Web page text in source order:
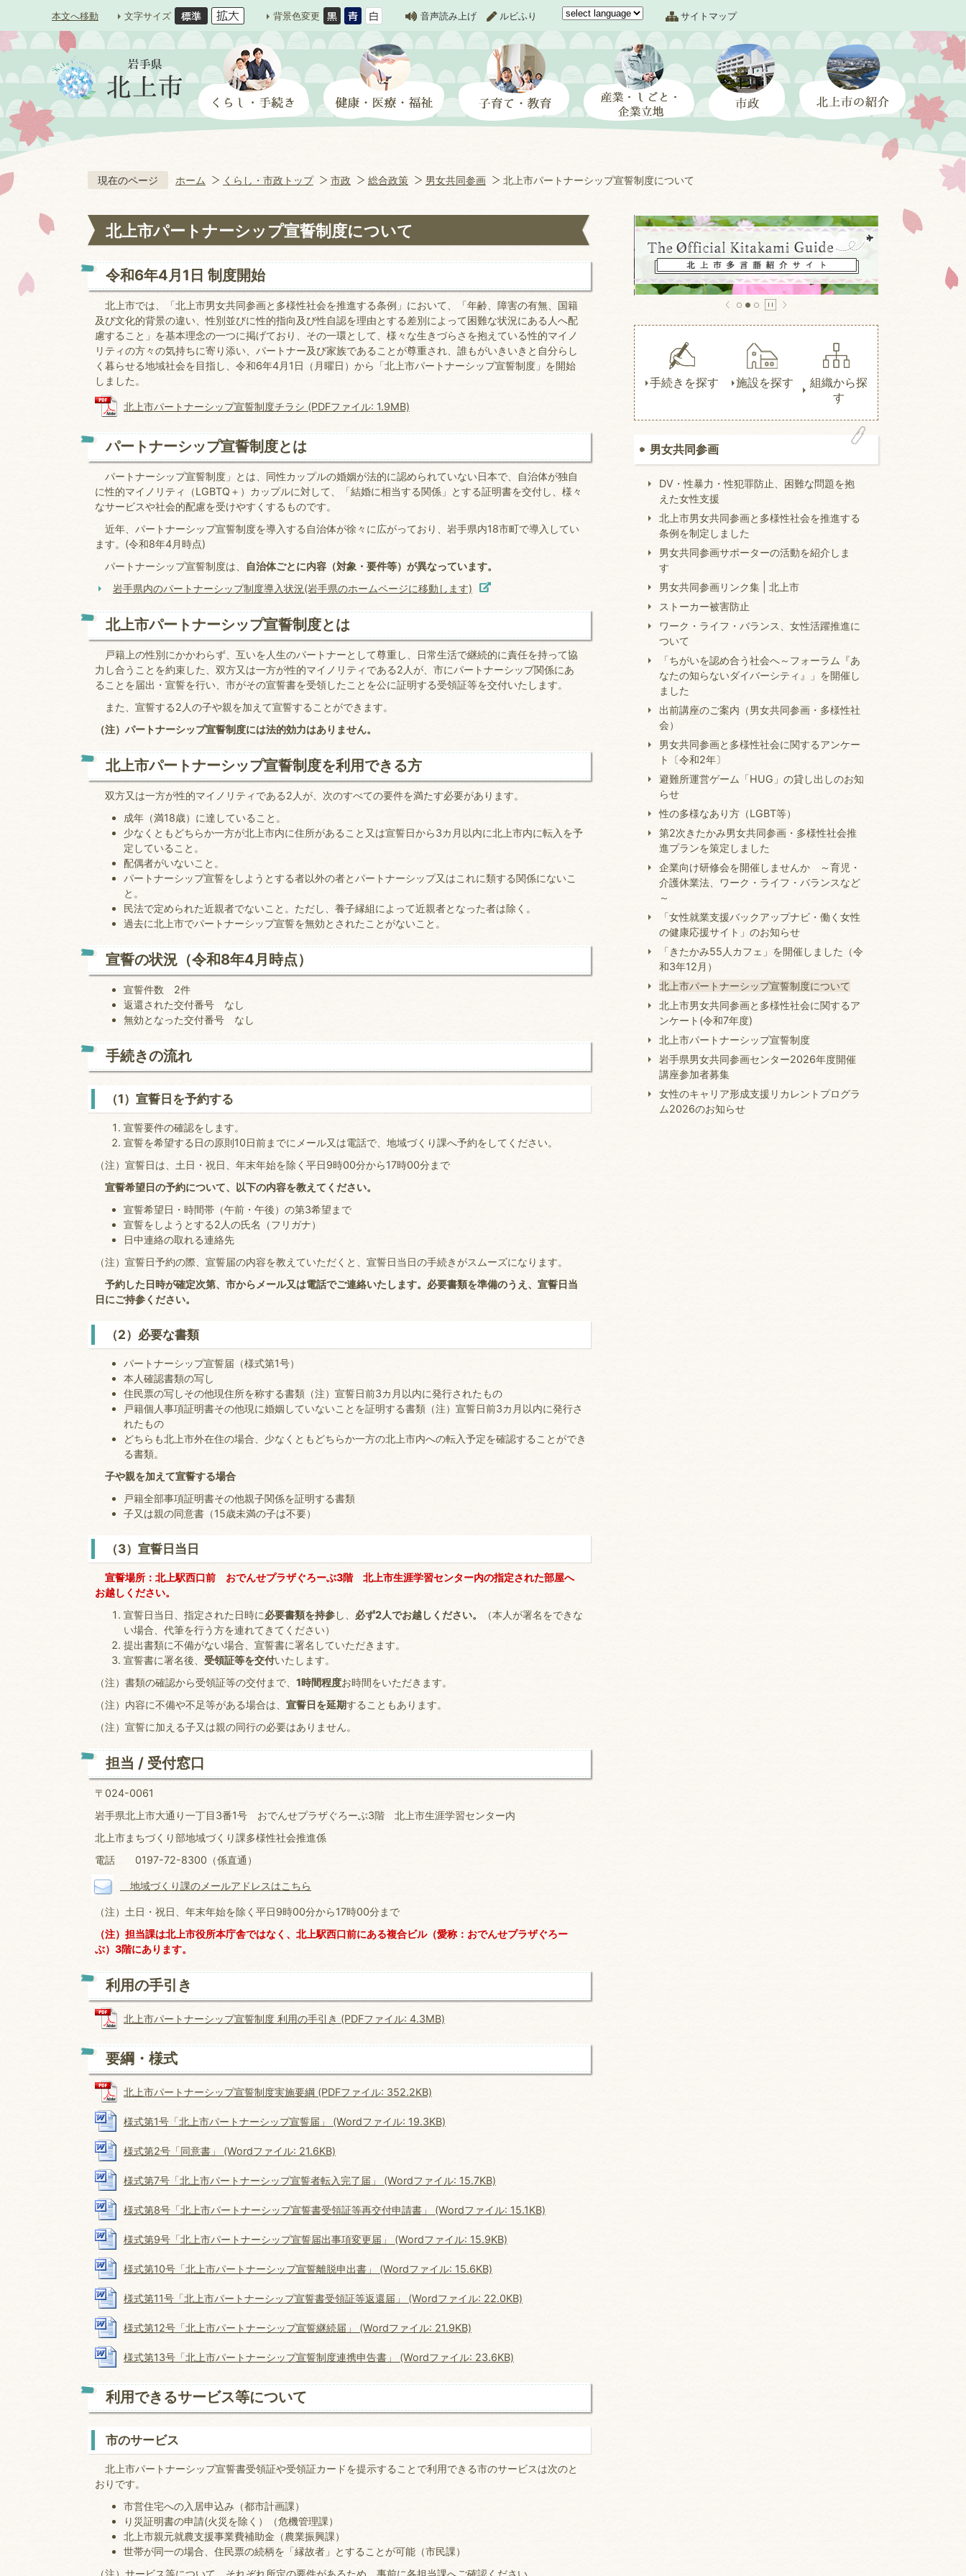
本文へ移動 文字サイズ 背景色変更 音声読み上げ ルビふり サイトマップ
現在のページ ホーム くらし・市政トップ 市政 総合政策 男女共同参画 北上市パートナーシップ宣誓制度について
北上市パートナーシップ宣誓制度について
令和6年4月1日 制度開始
北上市では、「北上市男女共同参画と多様性社会を推進する条例」において、「年齢、障害の有無、国籍
及び文化的背景の違い、性別並びに性的指向及び性自認を理由とする差別によって困難な状況にある人へ配
慮すること」を基本理念の一つに掲げており、その一環として、様々な生きづらさを抱えている性的マイノ
リティの方々の気持ちに寄り添い、パートナー及び家族であることが尊重され、誰もがいきいきと自分らし
く暮らせる地域社会を目指し、令和6年4月1日（月曜日）から「北上市パートナーシップ宣誓制度」を開始
しました。
北上市パートナーシップ宣誓制度チラシ (PDFファイル: 1.9MB)
パートナーシップ宣誓制度とは
パートナーシップ宣誓制度」とは、同性カップルの婚姻が法的に認められていない日本で、自治体が独自
に性的マイノリティ（LGBTQ＋）カップルに対して、「結婚に相当する関係」とする証明書を交付し、様々
なサービスや社会的配慮を受けやすくするものです。
近年、パートナーシップ宣誓制度を導入する自治体が徐々に広がっており、岩手県内18市町で導入してい
ます。(令和8年4月時点)
パートナーシップ宣誓制度は、
自治体ごとに内容（対象・要件等）が異なっています。
岩手県内のパートナーシップ制度導入状況(岩手県のホームページに移動します)
北上市パートナーシップ宣誓制度とは
戸籍上の性別にかかわらず、互いを人生のパートナーとして尊重し、日常生活で継続的に責任を持って協
力し合うことを約束した、双方又は一方が性的マイノリティである2人が、市にパートナーシップ関係にあ
ることを届出・宣誓を行い、市がその宣誓書を受領したことを公に証明する受領証等を交付いたします。
また、宣誓する2人の子や親を加えて宣誓することができます。
（注）パートナーシップ宣誓制度には法的効力はありません。
北上市パートナーシップ宣誓制度を利用できる方
双方又は一方が性的マイノリティである2人が、次のすべての要件を満たす必要があります。
成年（満18歳）に達していること。
少なくともどちらか一方が北上市内に住所があること又は宣誓日から3カ月以内に北上市内に転入を予
定していること。
配偶者がいないこと。
パートナーシップ宣誓をしようとする者以外の者とパートナーシップ又はこれに類する関係にないこ
と。
民法で定められた近親者でないこと。ただし、養子縁組によって近親者となった者は除く。
過去に北上市でパートナーシップ宣誓を無効とされたことがないこと。
宣誓の状況（令和8年4月時点）
宣誓件数 2件
返還された交付番号 なし
無効となった交付番号 なし
手続きの流れ
（1）宣誓日を予約する
宣誓要件の確認をします。
宣誓を希望する日の原則10日前までにメール又は電話で、地域づくり課へ予約をしてください。
（注）宣誓日は、土日・祝日、年末年始を除く平日9時00分から17時00分まで
宣誓希望日の予約について、以下の内容を教えてください。
宣誓希望日・時間帯（午前・午後）の第3希望まで
宣誓をしようとする2人の氏名（フリガナ）
日中連絡の取れる連絡先
（注）宣誓日予約の際、宣誓届の内容を教えていただくと、宣誓日当日の手続きがスムーズになります。
予約した日時が確定次第、市からメール又は電話でご連絡いたします。必要書類を準備のうえ、宣誓日当
日にご持参ください。
（2）必要な書類
パートナーシップ宣誓届（様式第1号）
本人確認書類の写し
住民票の写しその他現住所を称する書類（注）宣誓日前3カ月以内に発行されたもの
戸籍個人事項証明書その他現に婚姻していないことを証明する書類（注）宣誓日前3カ月以内に発行さ
れたもの
どちらも北上市外在住の場合、少なくともどちらか一方の北上市内への転入予定を確認することができ
る書類。
子や親を加えて宣誓する場合
戸籍全部事項証明書その他親子関係を証明する書類
子又は親の同意書（15歳未満の子は不要）
（3）宣誓日当日
宣誓場所：北上駅西口前 おでんせプラザぐろーぶ3階 北上市生涯学習センター内の指定された部屋へ
お越しください。
宣誓日当日、指定された日時に必要書類を持参し、 必ず2人でお越しください。
（本人が署名をできな
い場合、代筆を行う方を連れてきてください）
提出書類に不備がない場合、宣誓書に署名していただきます。
宣誓書に署名後、 受領証等を交付いたします。
（注）書類の確認から受領証等の交付まで、 1時間程度お時間をいただきます。
（注）内容に不備や不足等がある場合は、 宣誓日を延期することもあります。
（注）宣誓に加える子又は親の同行の必要はありません。
担当 / 受付窓口
〒024-0061
岩手県北上市大通り一丁目3番1号 おでんせプラザぐろーぶ3階 北上市生涯学習センター内
北上市まちづくり部地域づくり課多様性社会推進係
電話 0197-72-8300（係直通）
地域づくり課のメールアドレスはこちら
（注）土日・祝日、年末年始を除く平日9時00分から17時00分まで
（注）担当課は北上市役所本庁舎ではなく、北上駅西口前にある複合ビル（愛称：おでんせプラザぐろー
ぶ）3階にあります。
利用の手引き
北上市パートナーシップ宣誓制度 利用の手引き (PDFファイル: 4.3MB)
要綱・様式
北上市パートナーシップ宣誓制度実施要綱 (PDFファイル: 352.2KB)
様式第1号「北上市パートナーシップ宣誓届」 (Wordファイル: 19.3KB)
様式第2号「同意書」 (Wordファイル: 21.6KB)
様式第7号「北上市パートナーシップ宣誓者転入完了届」 (Wordファイル: 15.7KB)
様式第8号「北上市パートナーシップ宣誓書受領証等再交付申請書」 (Wordファイル: 15.1KB)
様式第9号「北上市パートナーシップ宣誓届出事項変更届」 (Wordファイル: 15.9KB)
様式第10号「北上市パートナーシップ宣誓離脱申出書」 (Wordファイル: 15.6KB)
様式第11号「北上市パートナーシップ宣誓書受領証等返還届」 (Wordファイル: 22.0KB)
様式第12号「北上市パートナーシップ宣誓継続届」 (Wordファイル: 21.9KB)
様式第13号「北上市パートナーシップ宣誓制度連携申告書」 (Wordファイル: 23.6KB)
利用できるサービス等について
市のサービス
北上市パートナーシップ宣誓書受領証や受領証カードを提示することで利用できる市のサービスは次のと
おりです。
市営住宅への入居申込み（都市計画課）
り災証明書の申請(火災を除く）（危機管理課）
北上市親元就農支援事業費補助金（農業振興課）
世帯が同一の場合、住民票の続柄を「縁故者」とすることが可能（市民課）
（注）サービス等について、それぞれ所定の要件があるため、事前に各担当課へご確認ください。
手続きを探す 施設を探す
組織から探
す
男女共同参画
DV・性暴力・性犯罪防止、困難な問題を抱
えた女性支援
北上市男女共同参画と多様性社会を推進する
条例を制定しました
男女共同参画サポーターの活動を紹介しま
す
男女共同参画リンク集 | 北上市
ストーカー被害防止
ワーク・ライフ・バランス、女性活躍推進に
ついて
「ちがいを認め合う社会へ～フォーラム『あ
なたの知らないダイバーシティ』」を開催し
ました
出前講座のご案内（男女共同参画・多様性社
会）
男女共同参画と多様性社会に関するアンケー
ト〔令和2年〕
避難所運営ゲーム「HUG」の貸し出しのお知
らせ
性の多様なあり方（LGBT等）
第2次きたかみ男女共同参画・多様性社会推
進プランを策定しました
企業向け研修会を開催しませんか ～育児・
介護休業法、ワーク・ライフ・バランスなど
～
「女性就業支援バックアップナビ・働く女性
の健康応援サイト」のお知らせ
「きたかみ55人カフェ」を開催しました（令
和3年12月）
北上市パートナーシップ宣誓制度について
北上市男女共同参画と多様性社会に関するア
ンケート(令和7年度)
北上市パートナーシップ宣誓制度
岩手県男女共同参画センター2026年度開催
講座参加者募集
女性のキャリア形成支援リカレントプログラ
ム2026のお知らせ